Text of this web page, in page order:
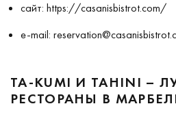
сайт: https://casanisbistrot.com/
e-mail:
TA-KUMI И TAHINI –
РЕСТОРАНЫ В